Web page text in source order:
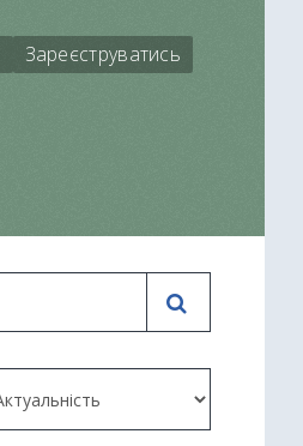
Зареєструватись